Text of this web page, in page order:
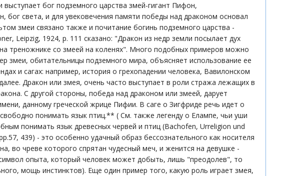
бог подземного царства змей-гигант Пифон,
света, и для увековечения памяти победы над драконом основал
змеи связано также и почитание богинь подземного царства -
Leipzig, 1924, p. 111 сказано: "Дракон из недр земли посылает дух
треножнике со змеей на коленях". Много подобных примеров можно
змеи, обитательницы подземного мира, объясняет использование ее
и сагах: например, история о грехопадении человека, Вавилонском
Дракон или змея, очень часто выступает в роли стража лежащих в
С другой стороны, победа над драконом или змеей, дарует
данному греческой жрице Пифии. В саге о Зигфриде речь идет о
понимать язык птиц.** ( См. также легенду о Елампе, чьи уши
понимать язык древесных червей и птиц (Bachofen, Urreligion und
439) - это особенно удачный образ бессознательного как носителя
во чреве которого спрятан чудесный меч, и женится на девушке -
опыта, который человек может добыть, лишь "преодолев", то
мощь инстинктов). Еще один пример того, какую роль играет змея,